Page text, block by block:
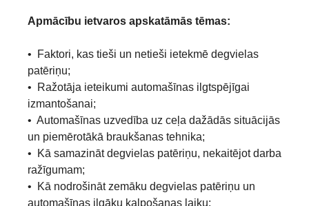
Apmācību ietvaros apskatāmās tēmas:
• Faktori, kas tieši un netieši ietekmē degvielas
patēriņu;
• Ražotāja ieteikumi automašīnas ilgtspējīgai
izmantošanai;
• Automašīnas uzvedība uz ceļa dažādās situācijās
un piemērotākā braukšanas tehnika;
• Kā samazināt degvielas patēriņu, nekaitējot darba
ražīgumam;
• Kā nodrošināt zemāku degvielas patēriņu un
automašīnas ilgāku kalpošanas laiku;